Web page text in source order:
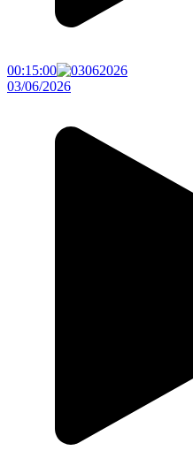
00:15:00
03/06/2026